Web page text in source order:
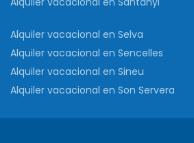
Alquiler vacacional en Selva
Alquiler vacacional en Sencelles
Alquiler vacacional en Sineu
Alquiler vacacional en Son Servera